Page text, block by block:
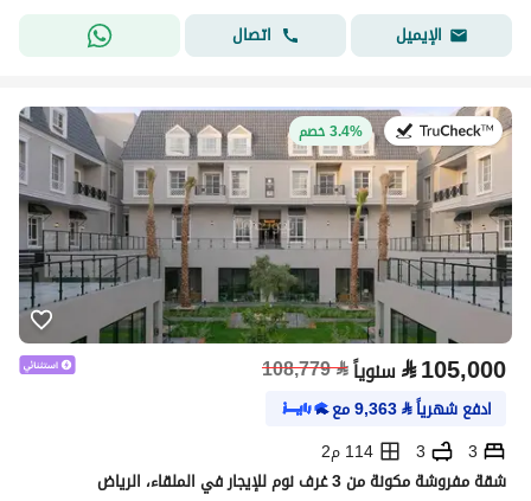
الإيميل
اتصال
في:27 يوليو 20263.4% خصم
⃁105,000 سنوياً⃁
108,779
ادفع شهرياً⃁
9,363مع
3
3
114 م2
شقة مفروشة مكونة من 3 غرف نوم للإيجار في الملقاء، الرياض